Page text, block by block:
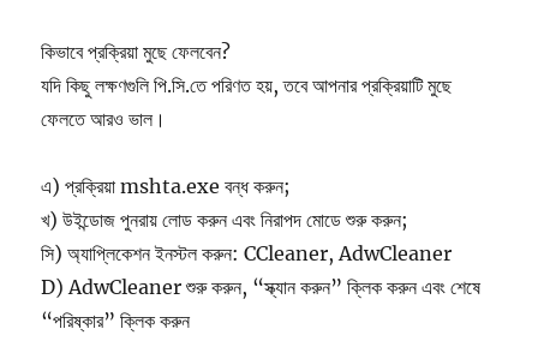
কিভাবে প্রক্রিয়া মুছে ফেলবেন?
যদি কিছু লক্ষণগুলি পি.সি.তে পরিণত হয়, তবে আপনার প্রক্রিয়াটি মুছে
ফেলতে আরও ভাল।
এ) প্রক্রিয়া mshta.exe বন্ধ করুন;
খ) উইন্ডোজ পুনরায় লোড করুন এবং নিরাপদ মোডে শুরু করুন;
সি) অ্যাপ্লিকেশন ইনস্টল করুন: CCleaner, AdwCleaner
D) AdwCleaner শুরু করুন, “স্ক্যান করুন” ক্লিক করুন এবং শেষে
“পরিষ্কার” ক্লিক করুন